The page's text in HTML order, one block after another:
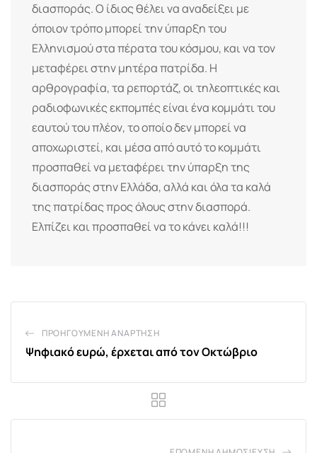
διασποράς. Ο ίδιος θέλει να αναδείξει με
όποιον τρόπο μπορεί την ύπαρξη του
Ελληνισμού στα πέρατα του κόσμου, και να τον
μεταφέρει στην μητέρα πατρίδα. Η
αρθρογραφία, τα ρεπορτάζ, οι τηλεοπτικές και
ραδιοφωνικές εκπομπές είναι ένα κομμάτι του
εαυτού του πλέον, το οποίο δεν μπορεί να
αποχωριστεί, και μέσα από αυτό το κομμάτι
προσπαθεί να μεταφέρει την ύπαρξη της
διασποράς στην Ελλάδα, αλλά και όλα τα καλά
της πατρίδας προς όλους στην διασπορά.
Ελπίζει και προσπαθεί να το κάνει καλά!!!
ΠΡΟΗΓΟΎΜΕΝΗ ΑΝΆΡΤΗΣΗ
Ψηφιακό ευρώ, έρχεται από τον Οκτώβριο